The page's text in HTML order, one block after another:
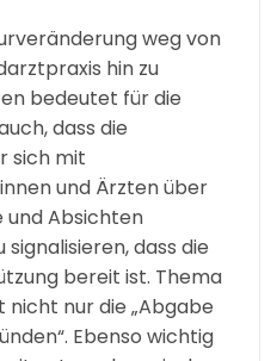
weg von
hin zu
bedeutet für die
dass die
sich mit
und Ärzten über
und Absichten
signalisieren, dass die
bereit ist. Thema
nicht nur die „Abgabe
Ebenso wichtig